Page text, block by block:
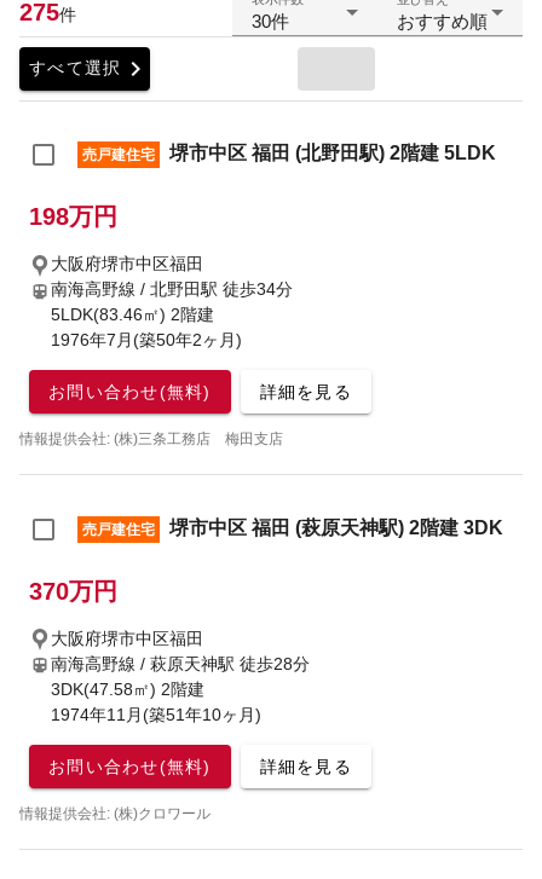
275件 30件 おすすめ順
すべて選択 chevron_right
売戸建住宅 堺市中区 福田 (北野田駅) 2階建 5LDK
198万円
大阪府堺市中区福田
南海高野線 / 北野田駅 徒歩34分
5LDK(83.46㎡) 2階建
1976年7月(築50年2ヶ月)
お問い合わせ(無料) 詳細を見る
情報提供会社: (株)三条工務店 梅田支店
売戸建住宅 堺市中区 福田 (萩原天神駅) 2階建 3DK
370万円
大阪府堺市中区福田
南海高野線 / 萩原天神駅 徒歩28分
3DK(47.58㎡) 2階建
1974年11月(築51年10ヶ月)
お問い合わせ(無料) 詳細を見る
情報提供会社: (株)クロワール